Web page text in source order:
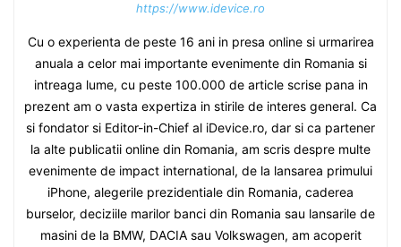
https://www.idevice.ro
Cu o experienta de peste 16 ani in presa online si urmarirea
anuala a celor mai importante evenimente din Romania si
intreaga lume, cu peste 100.000 de article scrise pana in
prezent am o vasta expertiza in stirile de interes general. Ca
si fondator si Editor-in-Chief al iDevice.ro, dar si ca partener
la alte publicatii online din Romania, am scris despre multe
evenimente de impact international, de la lansarea primului
iPhone, alegerile prezidentiale din Romania, caderea
burselor, deciziile marilor banci din Romania sau lansarile de
masini de la BMW, DACIA sau Volkswagen, am acoperit